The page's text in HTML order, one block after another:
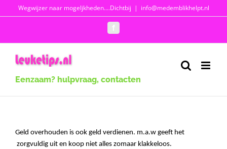
Wegwijzer naar mogeljkheden....Dichtbij | info@medemblikhelpt.nl
Eenzaam? hulpvraag, contacten
Geld overhouden is ook geld verdienen. m.a.w geeft het
zorgvuldig uit en koop niet alles zomaar klakkeloos.